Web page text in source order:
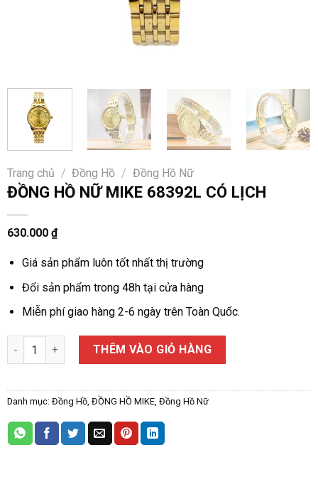
Trang chủ / Đồng Hồ / Đồng Hồ Nữ
ĐỒNG HỒ NỮ MIKE 68392L CÓ LỊCH
630.000 ₫
Giá sản phẩm luôn tốt nhất thị trường
Đổi sản phẩm trong 48h tại cửa hàng
Miễn phí giao hàng 2-6 ngày trên Toàn Quốc.
ĐỒNG HỒ NỮ MIKE 68392L CÓ LỊCH số lượng
THÊM VÀO GIỎ HÀNG
Danh mục: Đồng Hồ, ĐỒNG HỒ MIKE, Đồng Hồ Nữ